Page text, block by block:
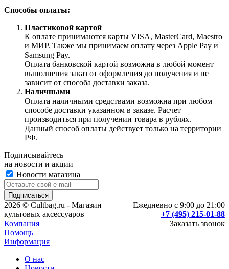
Способы оплаты:
Пластиковой картой
К оплате принимаются карты VISA, MasterCard, Maestro
и МИР. Также мы принимаем оплату через Apple Pay и
Samsung Pay.
Оплата банковской картой возможна в любой момент
выполнения заказ от оформления до получения и не
зависит от способа доставки заказа.
Наличными
Оплата наличными средствами возможна при любом
способе доставки указанном в заказе. Расчет
производиться при получении товара в рублях.
Данный способ оплаты действует только на территории
РФ.
Подписывайтесь
на новости и акции
Новости магазина
Ежедневно с 9:00 до 21:00
+7 (495) 215-01-88
Заказать звонок
2026 © Cultbag.ru - Магазин
культовых аксессуаров
Компания
Помощь
Информация
О нас